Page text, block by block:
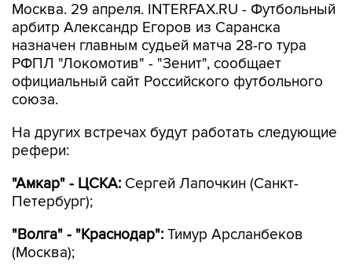
Москва. 29 апреля. INTERFAX.RU - Футбольный
арбитр Александр Егоров из Саранска
назначен главным судьей матча 28-го тура
РФПЛ "Локомотив" - "Зенит", сообщает
официальный сайт Российского футбольного
союза.
На других встречах будут работать следующие
рефери:
"Амкар" - ЦСКА: Сергей Лапочкин (Санкт-
Петербург);
"Волга" - "Краснодар": Тимур Арсланбеков
(Москва);